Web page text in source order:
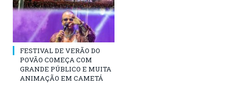
FESTIVAL DE VERÃO DO
POVÃO COMEÇA COM
GRANDE PÚBLICO E MUITA
ANIMAÇÃO EM CAMETÁ